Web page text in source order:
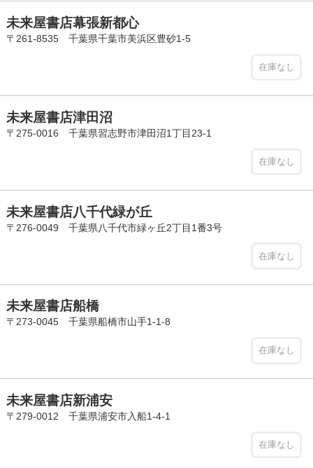
未来屋書店幕張新都心
〒261-8535 千葉県千葉市美浜区豊砂1-5
在庫なし
未来屋書店津田沼
〒275-0016 千葉県習志野市津田沼1丁目23-1
在庫なし
未来屋書店八千代緑が丘
〒276-0049 千葉県八千代市緑ヶ丘2丁目1番3号
在庫なし
未来屋書店船橋
〒273-0045 千葉県船橋市山手1-1-8
在庫なし
未来屋書店新浦安
〒279-0012 千葉県浦安市入船1-4-1
在庫なし